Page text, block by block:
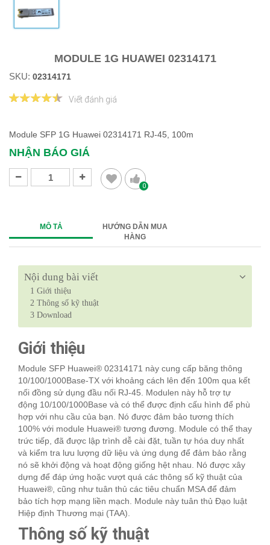
MODULE 1G HUAWEI 02314171
SKU: 02314171
Viết đánh giá
Module SFP 1G Huawei 02314171 RJ-45, 100m
NHẬN BÁO GIÁ
0
MÔ TẢ
HƯỚNG DẪN MUA
HÀNG
Nội dung bài viết
1 Giới thiệu
2 Thông số kỹ thuật
3 Download
Giới thiệu
Module SFP Huawei® 02314171 này cung cấp băng thông
10/100/1000Base-TX với khoảng cách lên đến 100m qua kết
nối đồng sử dụng đầu nối RJ-45. Modulen này hỗ trợ tự
động 10/100/1000Base và có thể được định cấu hình để phù
hợp với nhu cầu của bạn. Nó được đảm bảo tương thích
100% với module Huawei® tương đương. Module có thể thay
trức tiếp, đã được lập trình dễ cài đặt, tuần tự hóa duy nhất
và kiểm tra lưu lượng dữ liệu và ứng dụng để đảm bảo rằng
nó sẽ khởi động và hoạt động giống hệt nhau. Nó được xây
dựng để đáp ứng hoặc vượt quá các thông số kỹ thuật của
Huawei®, cũng như tuân thủ các tiêu chuẩn MSA để đảm
bảo tích hợp mạng liền mạch. Module này tuân thủ Đạo luật
Hiệp định Thương mại (TAA).
Thông số kỹ thuật